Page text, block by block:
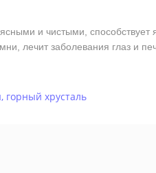
и чистыми, способствует
лечит заболевания глаз и
, горный хрусталь